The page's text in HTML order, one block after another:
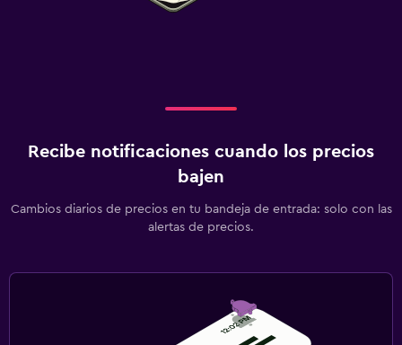
Recibe notificaciones cuando los precios
bajen
Cambios diarios de precios en tu bandeja de entrada: solo con las
alertas de precios.